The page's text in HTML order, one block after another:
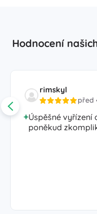
Hodnocení
rimskyl
před
Úspěšné
poněkud